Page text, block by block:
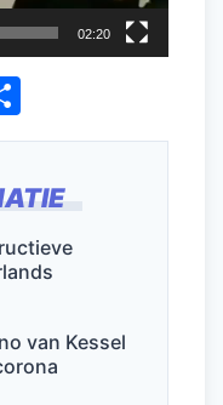
van Kessel
02:20
el
n